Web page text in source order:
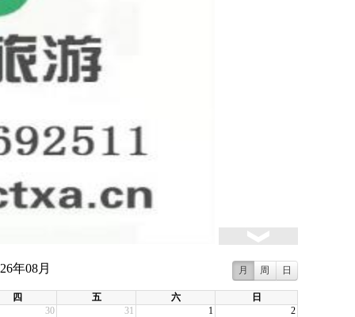
年08月 月 周 日
四 五 六
日
30
31 1 2